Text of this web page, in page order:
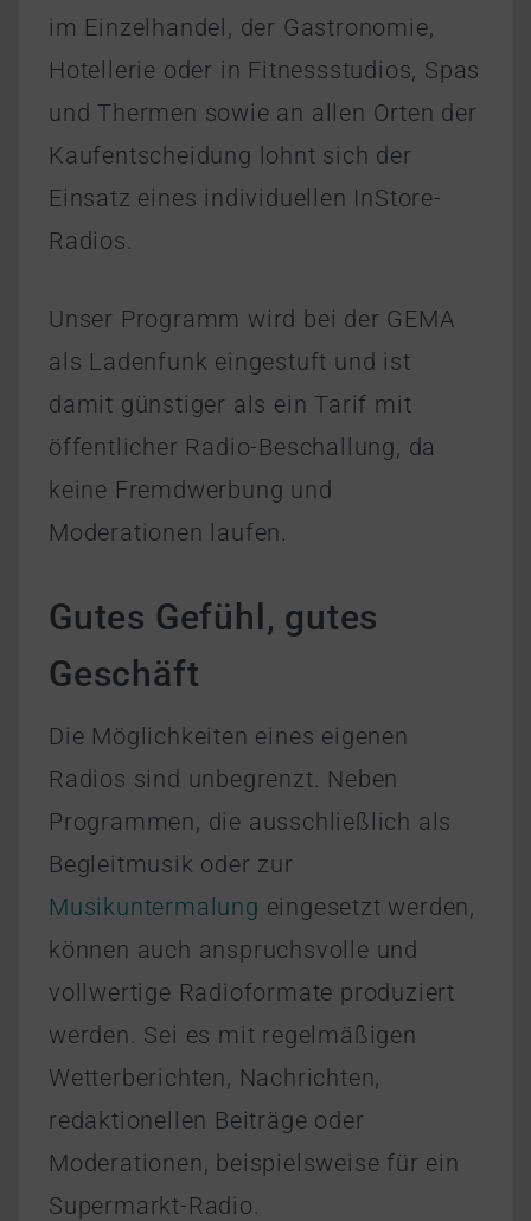
im Einzelhandel, der Gastronomie,
Hotellerie oder in Fitnessstudios, Spas
und Thermen sowie an allen Orten der
Kaufentscheidung lohnt sich der
Einsatz eines individuellen InStore-
Radios.
Unser Programm wird bei der GEMA
als Ladenfunk eingestuft und ist
damit günstiger als ein Tarif mit
öffentlicher Radio-Beschallung, da
keine Fremdwerbung und
Moderationen laufen.
Gutes Gefühl, gutes
Geschäft
Die Möglichkeiten eines eigenen
Radios sind unbegrenzt. Neben
Programmen, die ausschließlich als
Begleitmusik oder zur
Musikuntermalung eingesetzt werden,
können auch anspruchsvolle und
vollwertige Radioformate produziert
werden. Sei es mit regelmäßigen
Wetterberichten, Nachrichten,
redaktionellen Beiträge oder
Moderationen, beispielsweise für ein
Supermarkt-Radio.